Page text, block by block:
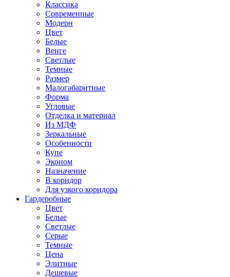
Классика
Современные
Модерн
Цвет
Белые
Венге
Светлые
Темные
Размер
Малогабаритные
Форма
Угловые
Отделка и материал
Из МДФ
Зеркальные
Особенности
Купе
Эконом
Назначение
В коридор
Для узкого коридора
Гардеробные
Цвет
Белые
Светлые
Серые
Темные
Цена
Элитные
Дешевые